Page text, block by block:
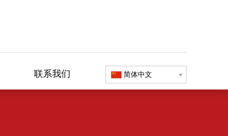
联系我们 简体中文